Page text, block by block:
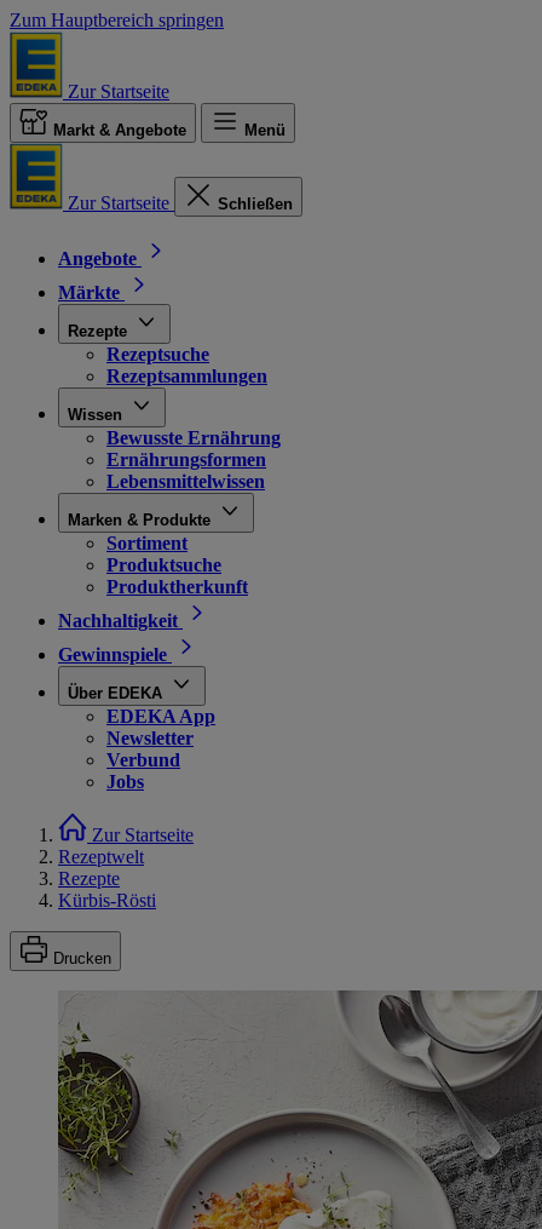
Zum Hauptbereich springen
Zur Startseite
Markt & Angebote Menü
Zur Startseite Schließen
Angebote
Märkte
Rezepte
Rezeptsuche
Rezeptsammlungen
Wissen
Bewusste Ernährung
Ernährungsformen
Lebensmittelwissen
Marken & Produkte
Sortiment
Produktsuche
Produktherkunft
Nachhaltigkeit
Gewinnspiele
Über EDEKA
EDEKA App
Newsletter
Verbund
Jobs
Zur Startseite
Rezeptwelt
Rezepte
Kürbis-Rösti
Drucken